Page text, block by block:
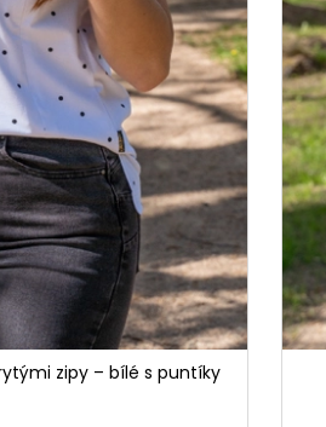
zipy – bílé s puntíky